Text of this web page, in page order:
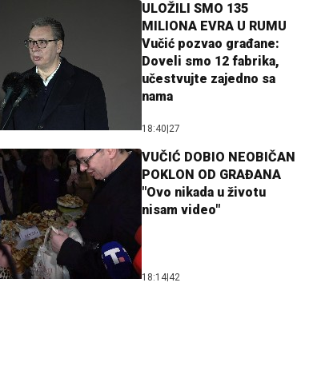
ULOŽILI SMO 135
MILIONA EVRA U RUMU
Vučić pozvao građane:
Doveli smo 12 fabrika,
učestvujte zajedno sa
nama
18:40 27
VUČIĆ DOBIO NEOBIČAN
POKLON OD GRAĐANA
"Ovo nikada u životu
nisam video"
18:14 42